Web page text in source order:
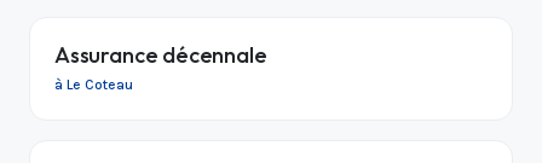
Assurance décennale
à Le Coteau